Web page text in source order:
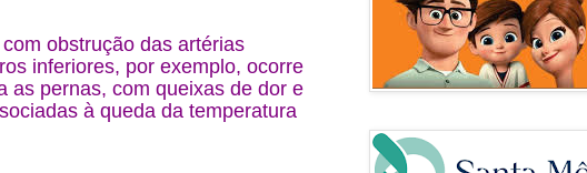
obstrução das artérias
inferiores, por exemplo, ocorre
as pernas, com queixas de dor e
à queda da temperatura